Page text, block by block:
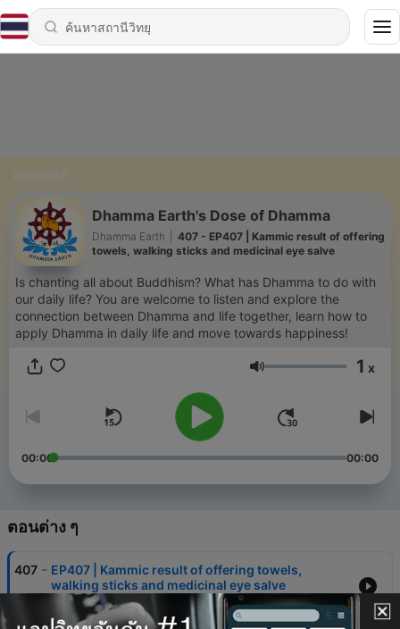
พอดแคสต์
Dhamma Earth's Dose of Dhamma
Dhamma Earth
407 - EP407 | Kammic result of offering
towels, walking sticks and medicinal eye salve
Is chanting all about Buddhism? What has Dhamma to do with
our daily life? You are welcome to listen and explore the
connection between Dhamma and life together, learn how to
apply Dhamma in daily life and move towards happiness!
ระดับเสียง 1 x
00:00 00:00
ตอนต่าง ๆ
407 - EP407 | Kammic result of offering towels,
walking sticks and medicinal eye salve
20 มิ.ย. 2026